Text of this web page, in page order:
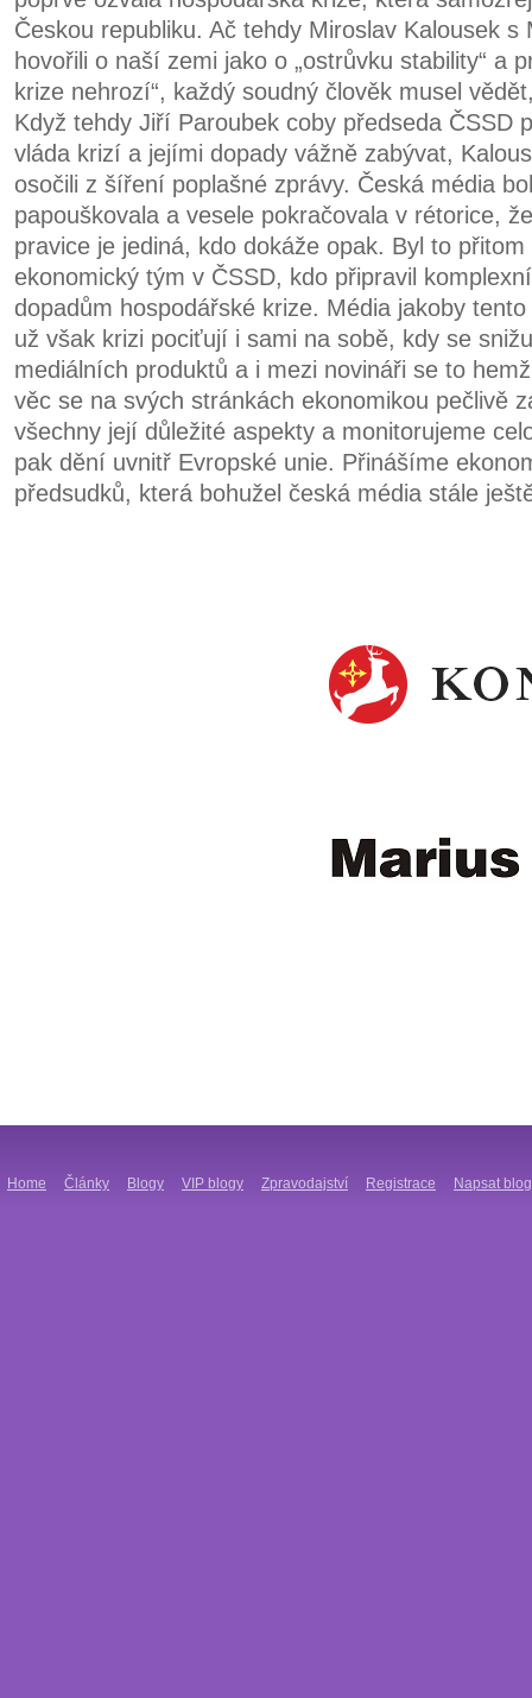
Českou republiku. Ač tehdy Miroslav Kalousek s
hovořili o naší zemi jako o „ostrůvku stability“ a
krize nehrozí“, každý soudný člověk musel
Když tehdy Jiří Paroubek coby předseda ČSSD
vláda krizí a jejími dopady vážně zabývat,
osočili z šíření poplašné zprávy. Česká média
papouškovala a vesele pokračovala v rétorice,
pravice je jediná, kdo dokáže opak. Byl to
ekonomický tým v ČSSD, kdo připravil
dopadům hospodářské krize. Média jakoby
už však krizi pociťují i sami na sobě, kdy se
mediálních produktů a i mezi novináři se to
věc se na svých stránkách ekonomikou pečlivě
všechny její důležité aspekty a monitorujeme
pak dění uvnitř Evropské unie. Přinášíme
předsudků, která bohužel česká média stále
Home Články Blogy VIP blogy Zpravodajství Registrace Napsat blog